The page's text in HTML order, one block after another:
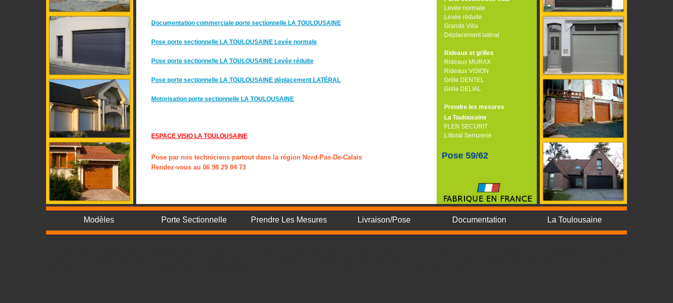
Documentation commerciale porte sectionnelle LA TOULOUSAINE
Pose porte sectionnelle LA TOULOUSAINE Levée normale
Pose porte sectionnelle LA TOULOUSAINE Levée réduite
Pose porte sectionnelle LA TOULOUSAINE déplacement LATÉRAL
Motorisation porte sectionnelle LA TOULOUSAINE
ESPACE VISIO LA TOULOUSAINE
Pose par nos techniciens partout dans la région Nord-Pas-De-Calais
Rendez-vous au 06 98 29 84 73
Levée normale
Levée réduite
Grande Villa
Déplacement latéral
Rideaux et grilles
Rideaux MURAX
Rideaux VISION
Grille DENTEL
Grille DELIAL
Prendre les mesures
La Toulousaine
FLEN SECURIT
Littoral Serrurerie
Pose 59/62
Modèles Porte Sectionnelle Prendre Les Mesures Livraison/Pose Documentation La Toulousaine